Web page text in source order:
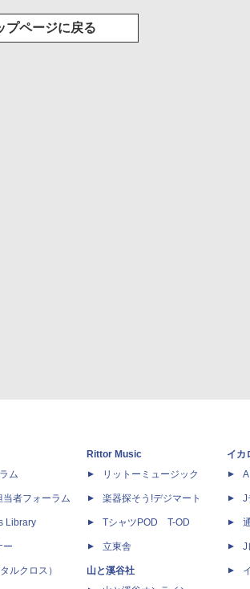
プページに戻る
ム
当者フォーラム
Library
ー
ルクロス）
Rittor Music
リットーミュージック
楽器探そう!デジマート
TシャツPOD T-OD
立東舎
山と溪谷社
イカ
J
J